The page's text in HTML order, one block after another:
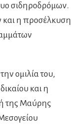
σιδηροδρόμων.
και η προσέλκυση
ομιλία του,
και η
της Μαύρης